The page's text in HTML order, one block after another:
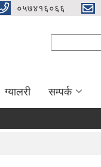
०५७४१६०६६
ग्यालरी सम्पर्क